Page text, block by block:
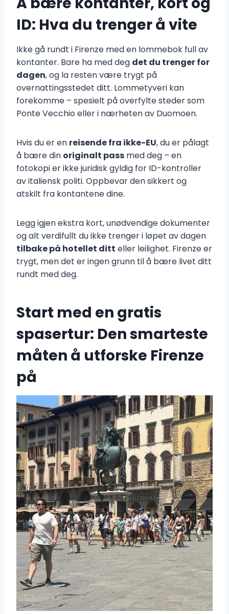
ID: Hva du trenger å vite
Ikke gå rundt i Firenze med en lommebok full av
kontanter. Bare ha med deg det du trenger for
dagen, og la resten være trygt på
overnattingsstedet ditt. Lommetyveri kan
forekomme – spesielt på overfylte steder som
Ponte Vecchio eller i nærheten av Duomoen.
Hvis du er en reisende fra ikke-EU, du er pålagt
å bære din originalt pass med deg – en
fotokopi er ikke juridisk gyldig for ID-kontroller
av italiensk politi. Oppbevar den sikkert og
atskilt fra kontantene dine.
Legg igjen ekstra kort, unødvendige dokumenter
og alt verdifullt du ikke trenger i løpet av dagen
tilbake på hotellet ditt eller leilighet. Firenze er
trygt, men det er ingen grunn til å bære livet ditt
rundt med deg.
Start med en gratis
spasertur: Den smarteste
måten å utforske Firenze
på